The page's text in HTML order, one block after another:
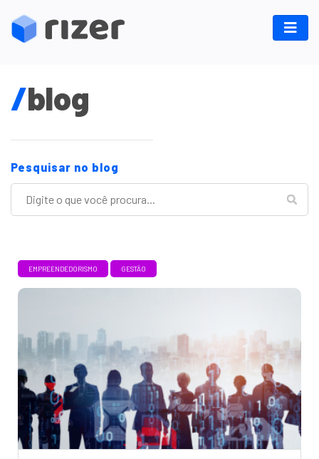
/blog
Pesquisar no blog
EMPREENDEDORISMO GESTÃO